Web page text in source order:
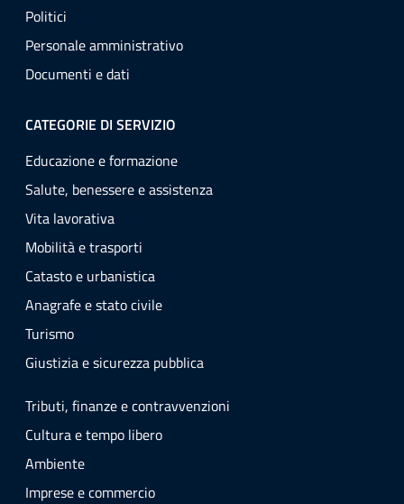
Politici
Personale amministrativo
Documenti e dati
CATEGORIE DI SERVIZIO
Educazione e formazione
Salute, benessere e assistenza
Vita lavorativa
Mobilità e trasporti
Catasto e urbanistica
Anagrafe e stato civile
Turismo
Giustizia e sicurezza pubblica
Tributi, finanze e contravvenzioni
Cultura e tempo libero
Ambiente
Imprese e commercio